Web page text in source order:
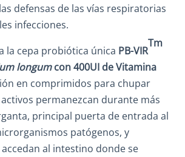
defensas de las vías respiratorias
infecciones.
la cepa probiótica única PB-VIR
Tm
longumcon 400UI de Vitamina
en comprimidos para chupar
permanezcan durante más
principal puerta de entrada al
patógenos, y
al intestino donde se